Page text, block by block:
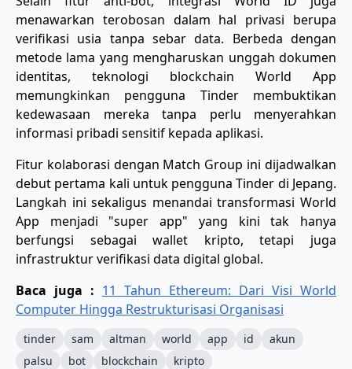
menawarkan terobosan dalam hal privasi berupa
verifikasi usia tanpa sebar data. Berbeda dengan
metode lama yang mengharuskan unggah dokumen
identitas, teknologi blockchain World App
memungkinkan pengguna Tinder membuktikan
kedewasaan mereka tanpa perlu menyerahkan
informasi pribadi sensitif kepada aplikasi.
​Fitur kolaborasi dengan Match Group ini dijadwalkan
debut pertama kali untuk pengguna Tinder di Jepang.
Langkah ini sekaligus menandai transformasi World
App menjadi "super app" yang kini tak hanya
berfungsi sebagai wallet kripto, tetapi juga
infrastruktur verifikasi data digital global.
Baca juga : 11 Tahun Ethereum: Dari Visi World
Computer Hingga Restrukturisasi Organisasi
tinder sam altman world app id
akun
palsu
bot blockchain kripto